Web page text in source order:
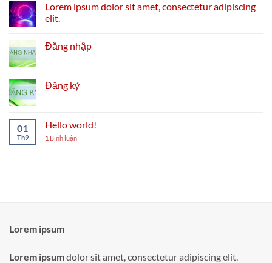
Lorem ipsum dolor sit amet, consectetur adipiscing
elit.
Đăng nhập
Đăng ký
01
Th9
Hello world!
1 Bình luận
Lorem ipsum
Lorem ipsumdolor sit amet, consectetur adipiscing elit.